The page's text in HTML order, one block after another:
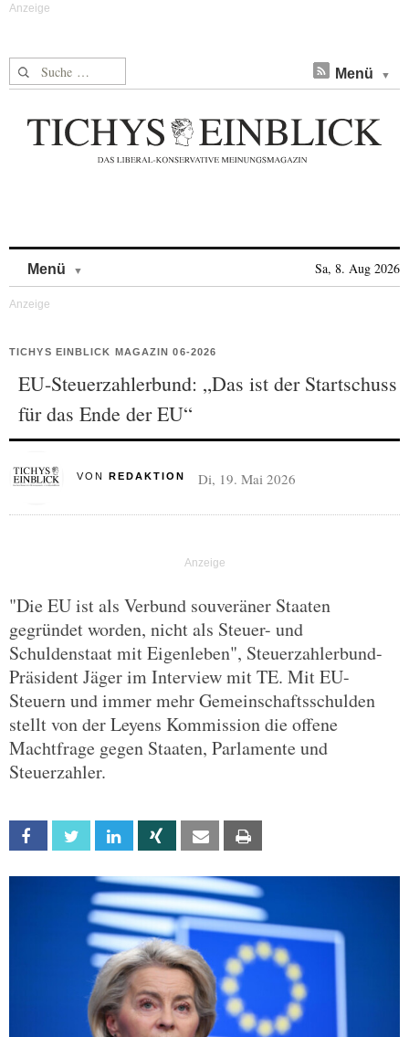
Suche nach: Menü
Menü Sa, 8. Aug 2026
TICHYS EINBLICK MAGAZIN 06-2026
EU-Steuerzahlerbund: „Das ist der Startschuss
für das Ende der EU“
VON REDAKTION Di, 19. Mai 2026
"Die EU ist als Verbund souveräner Staaten
gegründet worden, nicht als Steuer- und
Schuldenstaat mit Eigenleben", Steuerzahlerbund-
Präsident Jäger im Interview mit TE. Mit EU-
Steuern und immer mehr Gemeinschaftsschulden
stellt von der Leyens Kommission die offene
Machtfrage gegen Staaten, Parlamente und
Steuerzahler.
Facebook Twitter Linkedin Xing Email